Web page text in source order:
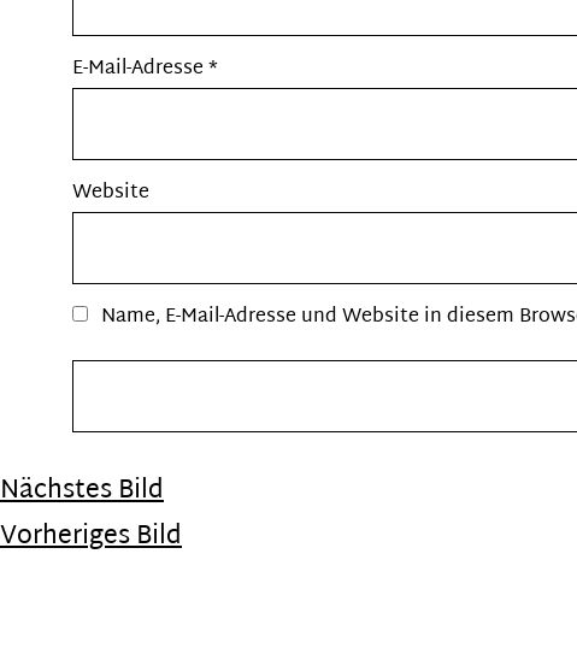
E-Mail-Adresse*
Website
Name, E-Mail-Adresse und Website in diesem
Nächstes Bild
Vorheriges Bild